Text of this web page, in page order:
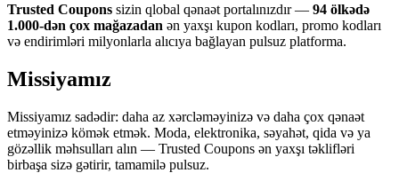
Trusted Coupons sizin qlobal qənaət portalınızdır — 94 ölkədə
1.000-dən çox mağazadan ən yaxşı kupon kodları, promo kodları
və endirimləri milyonlarla alıcıya bağlayan pulsuz platforma.
Missiyamız
Missiyamız sadədir: daha az xərcləməyinizə və daha çox qənaət
etməyinizə kömək etmək. Moda, elektronika, səyahət, qida və ya
gözəllik məhsulları alın — Trusted Coupons ən yaxşı təklifləri
birbaşa sizə gətirir, tamamilə pulsuz.